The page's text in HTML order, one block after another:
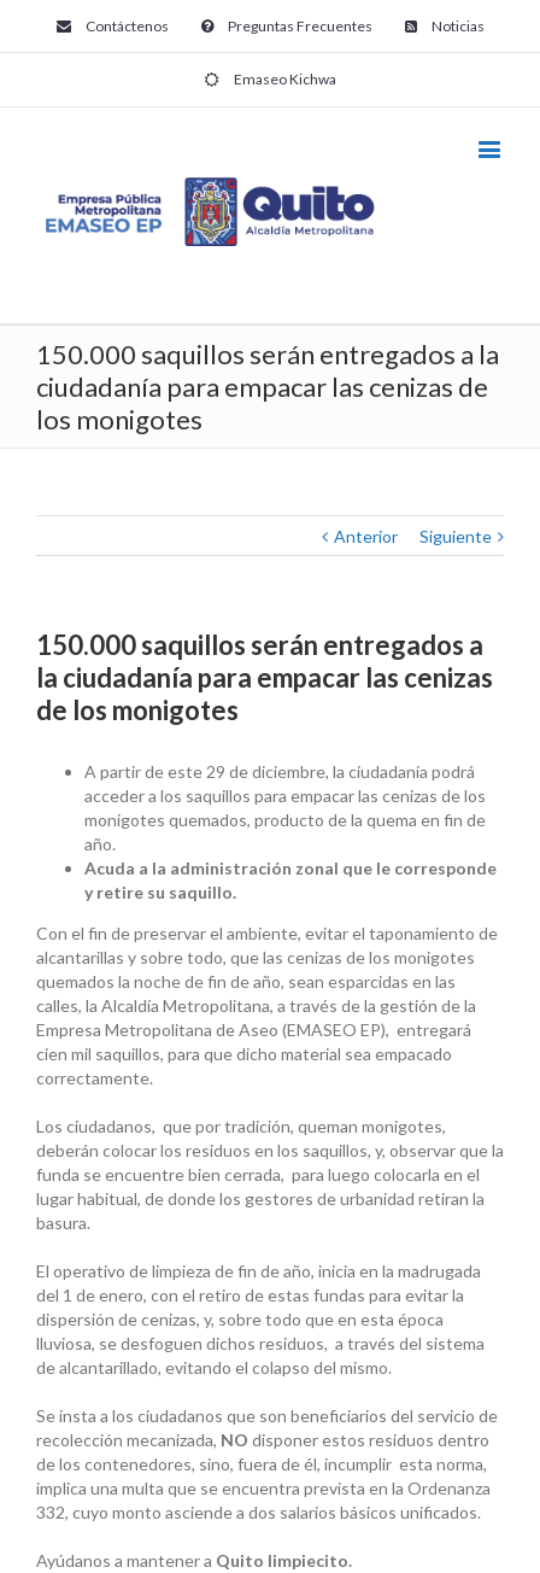
Contáctenos Preguntas Frecuentes Noticias
Emaseo Kichwa
150.000 saquillos serán entregados a la
ciudadanía para empacar las cenizas de
los monigotes
Anterior Siguiente
150.000 saquillos serán entregados a
la ciudadanía para empacar las cenizas
de los monigotes
A partir de este 29 de diciembre, la ciudadanía podrá
acceder a los saquillos para empacar las cenizas de los
monigotes quemados, producto de la quema en fin de
año.
Acuda a la administración zonal que le corresponde
y retire su saquillo.
Con el fin de preservar el ambiente, evitar el taponamiento de
alcantarillas y sobre todo, que las cenizas de los monigotes
quemados la noche de fin de año, sean esparcidas en las
calles, la Alcaldía Metropolitana, a través de la gestión de la
Empresa Metropolitana de Aseo (EMASEO EP), entregará
cien mil saquillos, para que dicho material sea empacado
correctamente.
Los ciudadanos, que por tradición, queman monigotes,
deberán colocar los residuos en los saquillos, y, observar que la
funda se encuentre bien cerrada, para luego colocarla en el
lugar habitual, de donde los gestores de urbanidad retiran la
basura.
El operativo de limpieza de fin de año, inicia en la madrugada
del 1 de enero, con el retiro de estas fundas para evitar la
dispersión de cenizas, y, sobre todo que en esta época
lluviosa, se desfoguen dichos residuos, a través del sistema
de alcantarillado, evitando el colapso del mismo.
Se insta a los ciudadanos que son beneficiarios del servicio de
recolección mecanizada, NO disponer estos residuos dentro
de los contenedores, sino, fuera de él, incumplir esta norma,
implica una multa que se encuentra prevista en la Ordenanza
332, cuyo monto asciende a dos salarios básicos unificados.
Ayúdanos a mantener a Quito limpiecito.